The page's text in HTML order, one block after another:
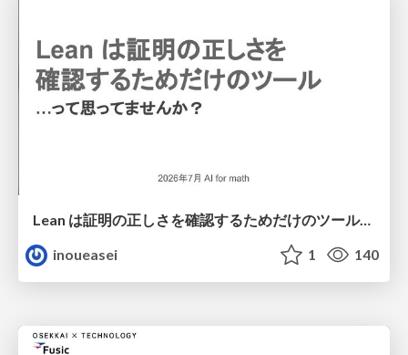
Lean は証明の正しさを確認するためだけのツールって思ってませんか？
inoueasei
1 140